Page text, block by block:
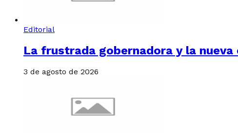
Editorial
La frustrada gobernadora y la
3 de agosto de 2026